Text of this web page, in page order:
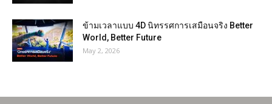
ข้ามเวลาแบบ 4D นิทรรศการเสมือนจริง Better
World, Better Future
May 2, 2026